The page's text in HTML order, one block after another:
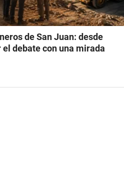
de San Juan: desde
debate con una mirada